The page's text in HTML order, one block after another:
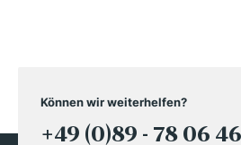
Können wir weiterhelfen?
+49 (0)89 - 78 06